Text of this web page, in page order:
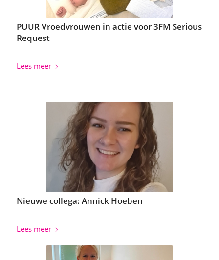
PUUR Vroedvrouwen in actie voor 3FM Serious
Request
Lees meer
Nieuwe collega: Annick Hoeben
Lees meer